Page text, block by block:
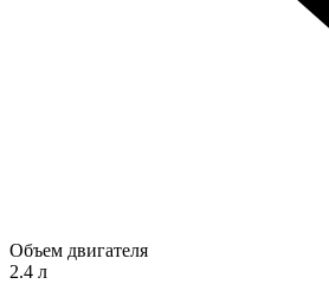
Объем двигателя
2.4 л